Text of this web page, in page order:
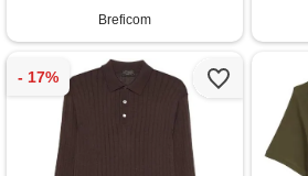
Breficom